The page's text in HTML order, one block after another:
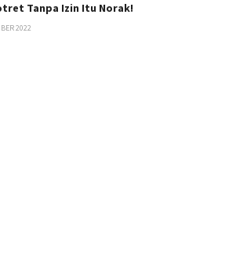
Tanpa Izin Itu Norak!
2022